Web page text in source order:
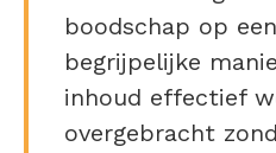
boodschap op
begrijpelijke
inhoud effectief
overgebracht